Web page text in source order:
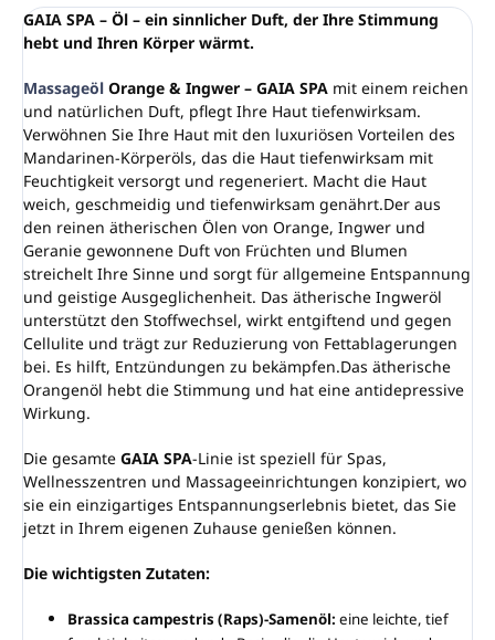
GAIA SPA – Öl – ein sinnlicher Duft, der Ihre Stimmung
hebt und Ihren Körper wärmt.
Massageöl Orange & Ingwer – GAIA SPA mit einem reichen
und natürlichen Duft, pflegt Ihre Haut tiefenwirksam.
Verwöhnen Sie Ihre Haut mit den luxuriösen Vorteilen des
Mandarinen-Körperöls, das die Haut tiefenwirksam mit
Feuchtigkeit versorgt und regeneriert. Macht die Haut
weich, geschmeidig und tiefenwirksam genährt.Der aus
den reinen ätherischen Ölen von Orange, Ingwer und
Geranie gewonnene Duft von Früchten und Blumen
streichelt Ihre Sinne und sorgt für allgemeine Entspannung
und geistige Ausgeglichenheit. Das ätherische Ingweröl
unterstützt den Stoffwechsel, wirkt entgiftend und gegen
Cellulite und trägt zur Reduzierung von Fettablagerungen
bei. Es hilft, Entzündungen zu bekämpfen.Das ätherische
Orangenöl hebt die Stimmung und hat eine antidepressive
Wirkung.
Die gesamte GAIA SPA-Linie ist speziell für Spas,
Wellnesszentren und Massageeinrichtungen konzipiert, wo
sie ein einzigartiges Entspannungserlebnis bietet, das Sie
jetzt in Ihrem eigenen Zuhause genießen können.
Die wichtigsten Zutaten:
Brassica campestris (Raps)-Samenöl: eine leichte, tief